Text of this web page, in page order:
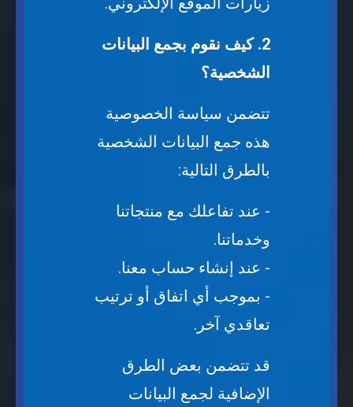
2. كيف نقوم بجمع البيانات
الشخصية؟
تتضمن سياسة الخصوصية
هذه جمع البيانات الشخصية
بالطرق التالية:
- عند تفاعلك مع منتجاتنا
وخدماتنا.
- عند إنشاء حساب معنا.
- بموجب أي اتفاق أو ترتيب
تعاقدي آخر.
قد تتضمن بعض الطرق
الإضافية لجمع البيانات